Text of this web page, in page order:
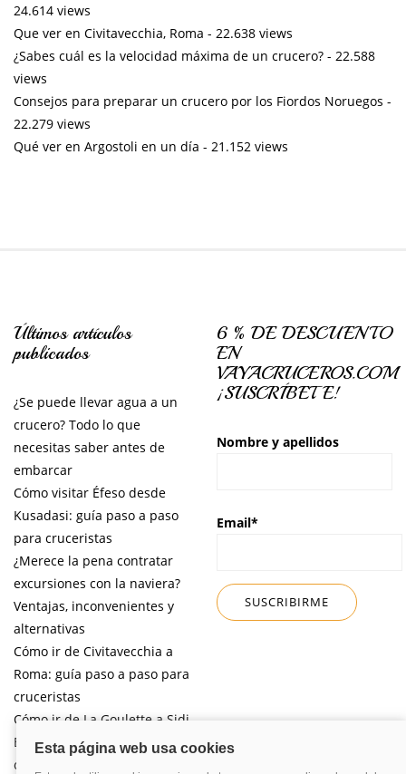
24.614 views
Que ver en Civitavecchia, Roma - 22.638 views
¿Sabes cuál es la velocidad máxima de un crucero? - 22.588
views
Consejos para preparar un crucero por los Fiordos Noruegos -
22.279 views
Qué ver en Argostoli en un día - 21.152 views
Últimos artículos
publicados
¿Se puede llevar agua a un
crucero? Todo lo que
necesitas saber antes de
embarcar
Cómo visitar Éfeso desde
Kusadasi: guía paso a paso
para cruceristas
¿Merece la pena contratar
excursiones con la naviera?
Ventajas, inconvenientes y
alternativas
Cómo ir de Civitavecchia a
Roma: guía paso a paso para
cruceristas
Cómo ir de La Goulette a Sidi
Bou Said por libre desde tu
crucero
6 % DE DESCUENTO
EN
VAYACRUCEROS.COM
¡SUSCRÍBETE!
Nombre y apellidos
Email*